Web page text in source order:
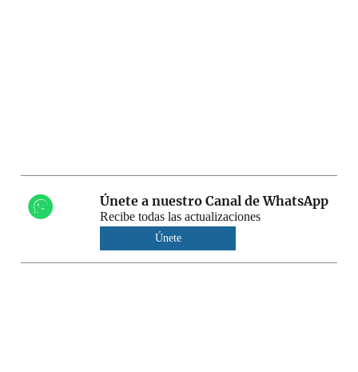
Únete a nuestro Canal de WhatsApp
Recibe todas las actualizaciones
Únete